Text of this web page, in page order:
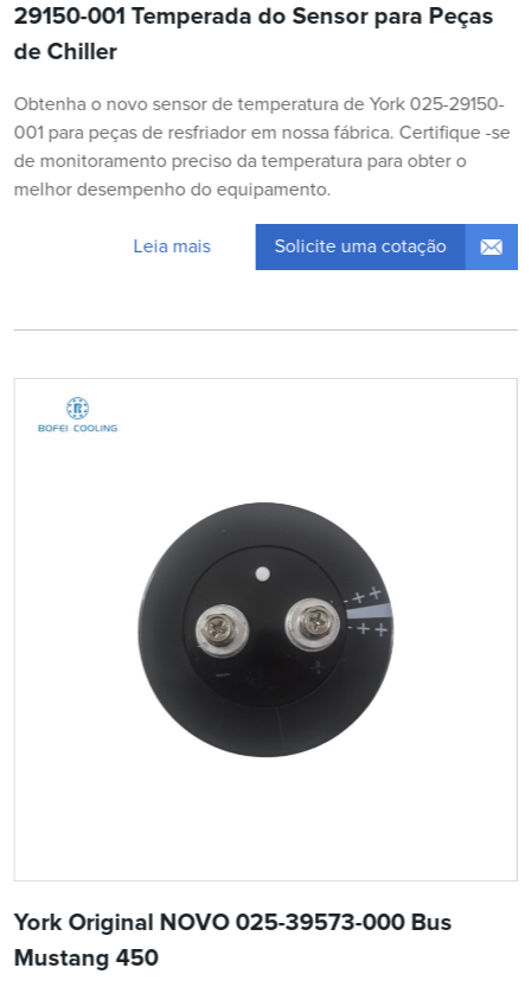
29150-001 Temperada do Sensor para Peças
de Chiller
Obtenha o novo sensor de temperatura de York 025-29150-
001 para peças de resfriador em nossa fábrica. Certifique -se
de monitoramento preciso da temperatura para obter o
melhor desempenho do equipamento.
Leia mais Solicite uma cotação
York Original NOVO 025-39573-000 Bus
Mustang 450